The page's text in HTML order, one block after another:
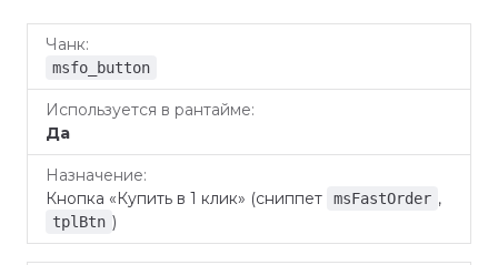
Чанк
в рантайме
msfo_button
Да
Кнопка «Купить в 1 клик» (сниппет msFastOrder ,
tplBtn )